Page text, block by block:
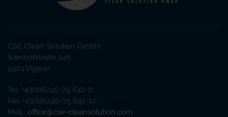
CSE Clean Solution GmbH
Samhofstraße 146
5424 Vigaun
Tel. +43(0)6245–75 642-0
Fax +43(0)6245–75 642-10
Mail: office@cse-cleansolution.com